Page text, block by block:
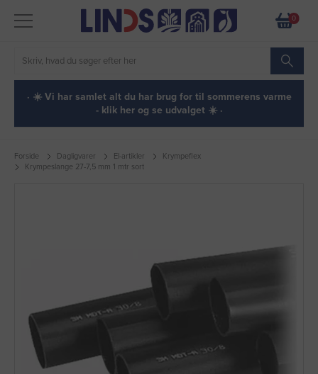
0
· ☀️ Vi har samlet alt du har brug for til sommerens varme
- klik her og se udvalget ☀️ ·
Forside Dagligvarer El-artikler
Krympeflex
Krympeslange 27-7,5 mm 1 mtr sort